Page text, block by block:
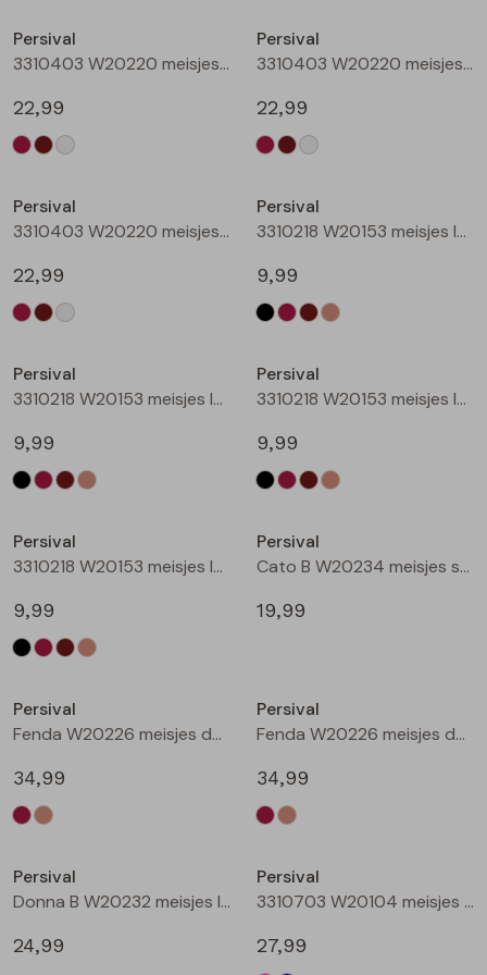
Bermuda's
Persival
3310403 W20220 meisjes sweatshirt Wijnrood
22,99
Persival
3310403 W20220 meisjes sweatshirt Bruin donker
22,99
Persival
3310403 W20220 meisjes sweatshirt Cream
22,99
Persival
3310218 W20153 meisjes legging Zwart
9,99
Persival
3310218 W20153 meisjes legging Wijnrood
9,99
Persival
3310218 W20153 meisjes legging Bruin donker
9,99
Persival
3310218 W20153 meisjes legging Taupe
9,99
Persival
Cato B W20234 meisjes sweatshirt Wijnrood
19,99
Persival
Fenda W20226 meisjes denim jack Wijnrood
34,99
Persival
Fenda W20226 meisjes denim jack Zand
34,99
Persival
Donna B W20232 meisjes lange broek Wijnrood
24,99
Persival
3310703 W20104 meisjes Jurk Cerise
27,99